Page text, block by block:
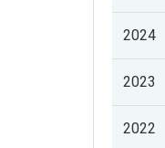
2024
2023
2022